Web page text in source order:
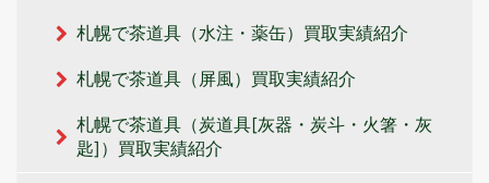
札幌で茶道具（水注・薬缶）買取実績紹介
札幌で茶道具（屏風）買取実績紹介
札幌で茶道具（炭道具[灰器・炭斗・火箸・灰
匙]）買取実績紹介